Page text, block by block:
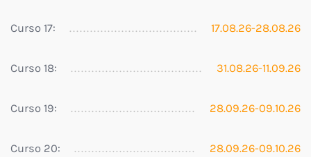
Curso 17: 17.08.26-28.08.26
Curso 18: 31.08.26-11.09.26
Curso 19: 28.09.26-09.10.26
Curso 20: 28.09.26-09.10.26